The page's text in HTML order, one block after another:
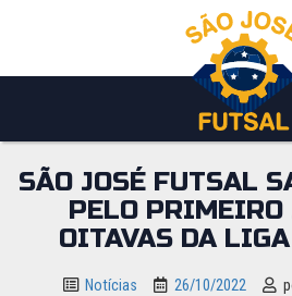
o
SÃO JOSÉ FUTSAL
PELO PRIMEIRO
OITAVAS DA
Notícias 26/10/2022